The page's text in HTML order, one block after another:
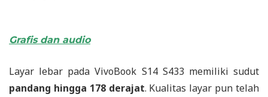
Grafis dan audio
Layar lebar pada VivoBook S14 S433 memiliki sudut
pandang hingga 178 derajat. Kualitas layar pun telah